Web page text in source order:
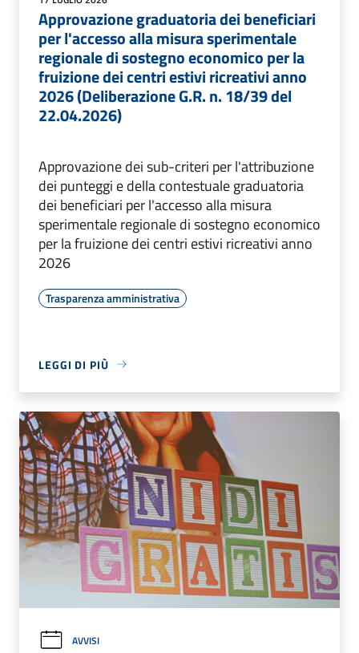
Approvazione graduatoria dei beneficiari
per l'accesso alla misura sperimentale
regionale di sostegno economico per la
fruizione dei centri estivi ricreativi anno
2026 (Deliberazione G.R. n. 18/39 del
22.04.2026)
Approvazione dei sub-criteri per l'attribuzione
dei punteggi e della contestuale graduatoria
dei beneficiari per l'accesso alla misura
sperimentale regionale di sostegno economico
per la fruizione dei centri estivi ricreativi anno
2026
Trasparenza amministrativa
LEGGI DI PIÙ
AVVISI